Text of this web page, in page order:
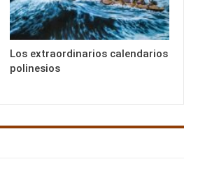
Los extraordinarios calendarios
polinesios